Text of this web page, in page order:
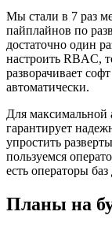
Мы стали в 7 раз
пайплайнов по
достаточно один
настроить RBAC,
разворачивает
автоматически.
Для
гарантирует
упростить
пользуемся
есть операторы
Планы на